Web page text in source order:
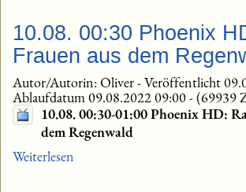
10.08. 00:30 Phoenix
Frauen aus dem
Autor/Autorin: Oliver-Veröffentlicht
Ablaufdatum 09.08.2022 09:00-(69939
10.08. 00:30-01:00 Phoenix HD:
dem Regenwald
Weiterlesen